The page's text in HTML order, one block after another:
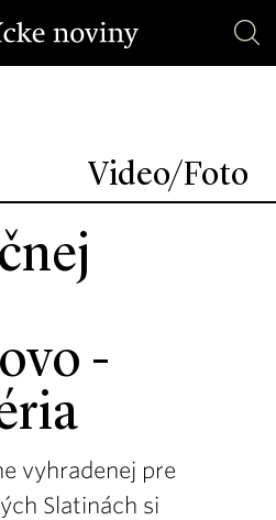
Video/Foto
-
vyhradenej pre
Slatinách si